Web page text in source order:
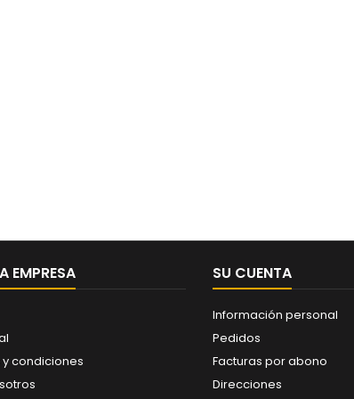
EMPRESA
condiciones
SU CUENTA
Información personal
Pedidos
Facturas por abono
Direcciones